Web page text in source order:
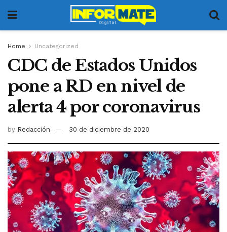
Home Uncategorized
CDC de Estados Unidos
pone a RD en nivel de
alerta 4 por coronavirus
by Redacción 30 de diciembre de 2020